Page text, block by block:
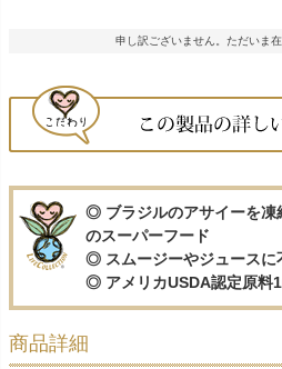
申し訳ございません。ただいま在
◎ ブラジルのアサイーを凍
のスーパーフード
◎ スムージーやジュースに
◎ アメリカUSDA認定原料
商品詳細